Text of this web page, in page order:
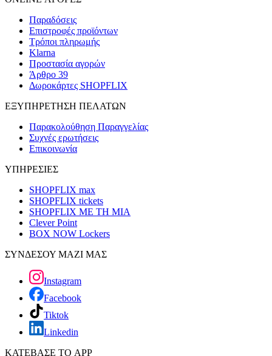
Παραδόσεις
Επιστροφές προϊόντων
Τρόποι πληρωμής
Klarna
Προστασία αγορών
Άρθρο 39
Δωροκάρτες SHOPFLIX
ΕΞΥΠΗΡΕΤΗΣΗ ΠΕΛΑΤΩΝ
Παρακολούθηση Παραγγελίας
Συχνές ερωτήσεις
Επικοινωνία
ΥΠΗΡΕΣΙΕΣ
SHOPFLIX max
SHOPFLIX tickets
SHOPFLIX ΜΕ ΤΗ ΜΙΑ
Clever Point
BOX NOW Lockers
ΣΥΝΔΕΣΟΥ ΜΑΖΙ ΜΑΣ
Instagram
Facebook
Tiktok
Linkedin
ΚΑΤΕΒΑΣΕ ΤΟ APP